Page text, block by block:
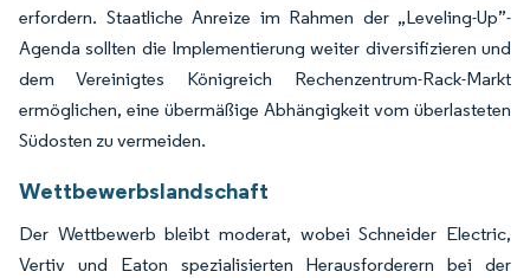
erfordern. Staatliche Anreize im Rahmen der „Leveling-Up”-
Agenda sollten die Implementierung weiter diversifizieren und
dem Vereinigtes Königreich Rechenzentrum-Rack-Markt
ermöglichen, eine übermäßige Abhängigkeit vom überlasteten
Südosten zu vermeiden.
Wettbewerbslandschaft
Der Wettbewerb bleibt moderat, wobei Schneider Electric,
Vertiv und Eaton spezialisierten Herausforderern bei der